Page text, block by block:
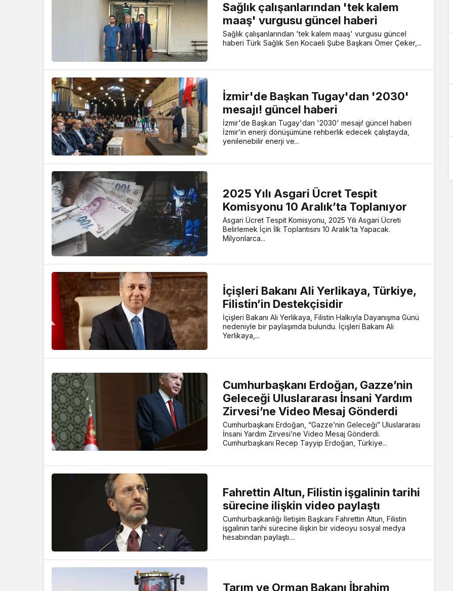
Sağlık çalışanlarından 'tek kalem
maaş' vurgusu güncel haberi
Sağlık çalışanlarından 'tek kalem maaş' vurgusu güncel
haberi Türk Sağlık Sen Kocaeli Şube Başkanı Ömer Çeker,...
İzmir'de Başkan Tugay'dan '2030'
mesajı! güncel haberi
İzmir'de Başkan Tugay'dan '2030' mesajı! güncel haberi
İzmir’in enerji dönüşümüne rehberlik edecek çalıştayda,
yenilenebilir enerji ve...
2025 Yılı Asgari Ücret Tespit
Komisyonu 10 Aralık’ta Toplanıyor
Asgari Ücret Tespit Komisyonu, 2025 Yılı Asgari Ücreti
Belirlemek İçin İlk Toplantısını 10 Aralık’ta Yapacak.
Milyonlarca...
İçişleri Bakanı Ali Yerlikaya, Türkiye,
Filistin’in Destekçisidir
İçişleri Bakanı Ali Yerlikaya, Filistin Halkıyla Dayanışma Günü
nedeniyle bir paylaşımda bulundu. İçişleri Bakanı Ali
Yerlikaya,...
Cumhurbaşkanı Erdoğan, Gazze’nin
Geleceği Uluslararası İnsani Yardım
Zirvesi’ne Video Mesaj Gönderdi
Cumhurbaşkanı Erdoğan, “Gazze’nin Geleceği” Uluslararası
İnsani Yardım Zirvesi’ne Video Mesaj Gönderdi.
Cumhurbaşkanı Recep Tayyip Erdoğan, Türkiye...
Fahrettin Altun, Filistin işgalinin tarihi
sürecine ilişkin video paylaştı
Cumhurbaşkanlığı İletişim Başkanı Fahrettin Altun, Filistin
işgalinin tarihi sürecine ilişkin bir videoyu sosyal medya
hesabından paylaştı....
Tarım ve Orman Bakanı İbrahim